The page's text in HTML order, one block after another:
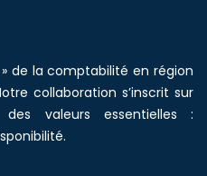
de la comptabilité en région
collaboration s’inscrit sur
valeurs essentielles :